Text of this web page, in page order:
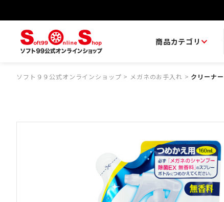
商品カテゴリ
ソフト９９公式オンラインショップ > メガネのお手入れ > クリーナー